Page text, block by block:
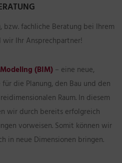
fachliche Beratung bei Ihrem
wir Ihr Ansprechpartner!
(BIM)– eine neue,
die Planung, den Bau und den
Raum. In diesem
wir durch bereits erfolgreich
vorweisen. Somit können wir
in neue Dimensionen bringen.